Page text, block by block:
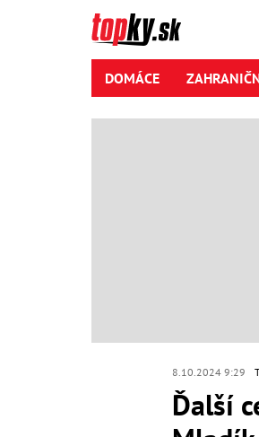
DOMÁCE
8.10.2024 9:29
Ďalší